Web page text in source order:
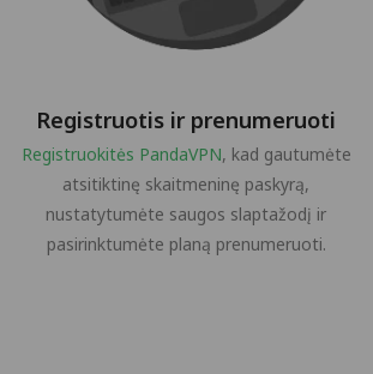
Registruotis ir prenumeruoti
Registruokitės PandaVPN, kad gautumėte
atsitiktinę skaitmeninę paskyrą,
nustatytumėte saugos slaptažodį ir
pasirinktumėte planą prenumeruoti.